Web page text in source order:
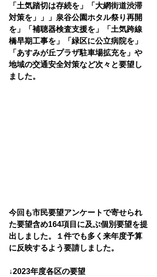
「土気踏切は存続を」「大網街道渋滞
対策を」」」泉谷公園ホタル祭り再開
を」「補聴器検査支援を」「土気跨線
橋早期工事を」「緑区に公立病院を」
「あすみが丘プラザ駐車場拡充を」や
地域の交通安全対策など次々と要望し
ました。
今回も市民要望アンケートで寄せられ
た要望含め164項目に及ぶ個別要望を提
出しました。１件でも多く来年度予算
に反映するよう要請しました。
↓2023年度各区の要望